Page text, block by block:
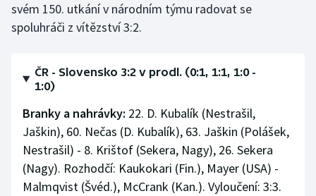
svém 150. utkání v národním týmu radovat se
spoluhráči z vítězství 3:2.
ČR - Slovensko 3:2 v prodl. (0:1, 1:1, 1:0 -
1:0)
Branky a nahrávky: 22. D. Kubalík (Nestrašil,
Jaškin), 60. Nečas (D. Kubalík), 63. Jaškin (Polášek,
Nestrašil) - 8. Krištof (Sekera, Nagy), 26. Sekera
(Nagy). Rozhodčí: Kaukokari (Fin.), Mayer (USA) -
Malmqvist (Švéd.), McCrank (Kan.). Vyloučení: 3:3.